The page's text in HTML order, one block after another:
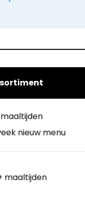
nieuw menu
maaltijden